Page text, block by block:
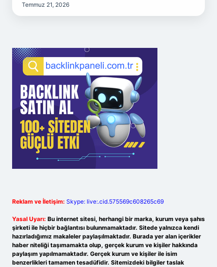
Temmuz 21, 2026
Reklam ve İletişim: Skype: live:.cid.575569c608265c69
Yasal Uyarı: Bu internet sitesi, herhangi bir marka, kurum veya şahıs
şirketi ile hiçbir bağlantısı bulunmamaktadır. Sitede yalnızca kendi
hazırladığımız makaleler paylaşılmaktadır. Burada yer alan içerikler
haber niteliği taşımamakta olup, gerçek kurum ve kişiler hakkında
paylaşım yapılmamaktadır. Gerçek kurum ve kişiler ile isim
benzerlikleri tamamen tesadüfidir. Sitemizdeki bilgiler taslak